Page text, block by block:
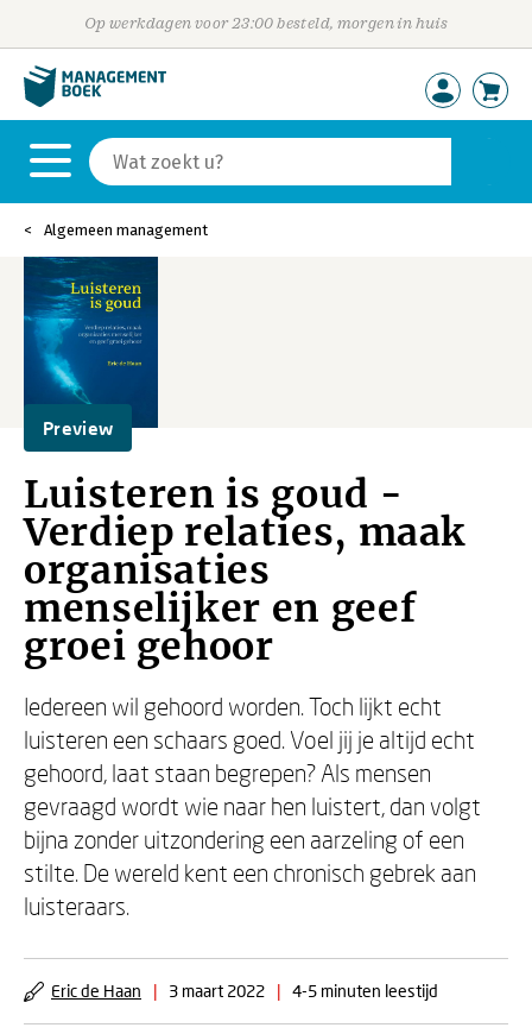
Op werkdagen voor 23:00 besteld, morgen in huis
Algemeen management
Preview
Luisteren is goud -
Verdiep relaties, maak
organisaties
menselijker en geef
groei gehoor
Iedereen wil gehoord worden. Toch lijkt echt
luisteren een schaars goed. Voel jij je altijd echt
gehoord, laat staan begrepen? Als mensen
gevraagd wordt wie naar hen luistert, dan volgt
bijna zonder uitzondering een aarzeling of een
stilte. De wereld kent een chronisch gebrek aan
luisteraars.
Eric de Haan | 3 maart 2022 | 4-5 minuten leestijd